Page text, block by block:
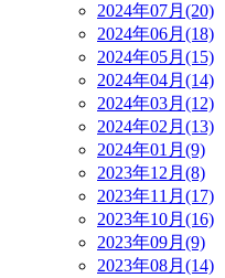
2024年07月(20)
2024年06月(18)
2024年05月(15)
2024年04月(14)
2024年03月(12)
2024年02月(13)
2024年01月(9)
2023年12月(8)
2023年11月(17)
2023年10月(16)
2023年09月(9)
2023年08月(14)